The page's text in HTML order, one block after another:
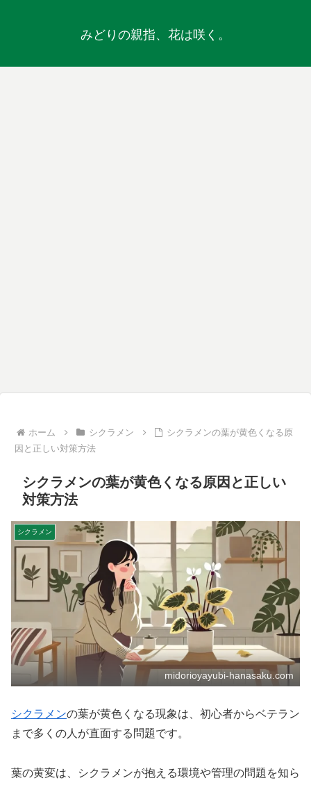
みどりの親指、花は咲く。
ホーム シクラメン
シクラメンの葉が黄色くなる原
因と正しい対策方法
シクラメンの葉が黄色くなる原因と正しい
対策方法
シクラメン
midorioyayubi-hanasaku.com
シクラメンの葉が黄色くなる現象は、初心者からベテラン
まで多くの人が直面する問題です。
葉の黄変は、シクラメンが抱える環境や管理の問題を知ら